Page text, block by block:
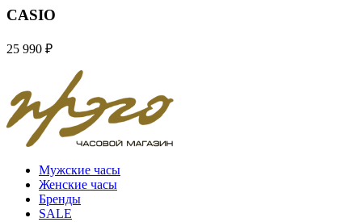
CASIO
25 990 ₽
Мужские часы
Женские часы
Бренды
SALE